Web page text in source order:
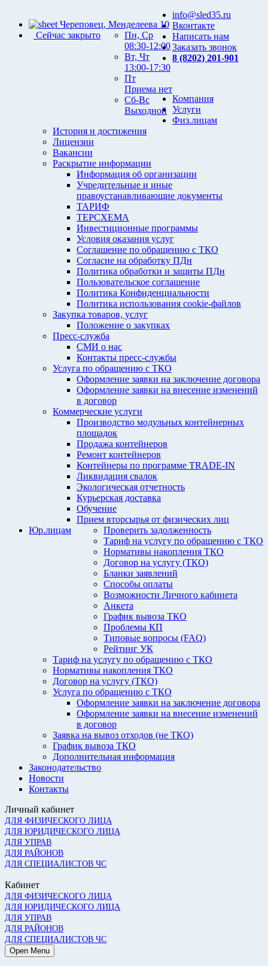
Череповец, Менделеева 10
Сейчас закрыто
Пн, Ср
08:30-12:00
Вт, Чт
13:00-17:30
Пт
Приема нет
Сб-Вс
Выходной
info@sled35.ru
Вконтакте
Написать нам
Заказать звонок
8 (8202) 201-901
Компания
История и достижения
Лицензии
Вакансии
Раскрытие информации
Информация об организации
Учредительные и иные
правоустанавливающие документы
ТАРИФ
ТЕРСХЕМА
Инвестиционные программы
Условия оказания услуг
Соглашение по обращению с ТКО
Согласие на обработку ПДн
Политика обработки и защиты ПДн
Пользовательское соглашение
Политика Конфиденциальности
Политика использования cookie-файлов
Закупка товаров, услуг
Положение о закупках
Пресс-служба
СМИ о нас
Контакты пресс-службы
Услуги
Услуга по обращению с ТКО
Оформление заявки на заключение договора
Оформление заявки на внесение изменений
в договор
Коммерческие услуги
Производство модульных контейнерных
площадок
Продажа контейнеров
Ремонт контейнеров
Контейнеры по программе TRADE-IN
Ликвидация свалок
Экологическая отчетность
Курьерская доставка
Обучение
Прием вторсырья от физических лиц
Физ.лицам
Проверить задолженность
Тариф на услугу по обращению с ТКО
Нормативы накопления ТКО
Договор на услугу (ТКО)
Бланки заявлений
Способы оплаты
Возможности Личного кабинета
Анкета
График вывоза ТКО
Проблемы КП
Типовые вопросы (FAQ)
Рейтинг УК
Юр.лицам
Тариф на услугу по обращению с ТКО
Нормативы накопления ТКО
Договор на услугу (ТКО)
Услуга по обращению с ТКО
Оформление заявки на заключение договора
Оформление заявки на внесение изменений
в договор
Заявка на вывоз отходов (не ТКО)
График вывоза ТКО
Дополнительная информация
Законодательство
Новости
Контакты
Личный кабинет
ДЛЯ ФИЗИЧЕСКОГО ЛИЦА
ДЛЯ ЮРИДИЧЕСКОГО ЛИЦА
ДЛЯ УПРАВ
ДЛЯ РАЙОНОВ
ДЛЯ СПЕЦИАЛИСТОВ ЧС
Кабинет
ДЛЯ ФИЗИЧЕСКОГО ЛИЦА
ДЛЯ ЮРИДИЧЕСКОГО ЛИЦА
ДЛЯ УПРАВ
ДЛЯ РАЙОНОВ
ДЛЯ СПЕЦИАЛИСТОВ ЧС
Open Menu